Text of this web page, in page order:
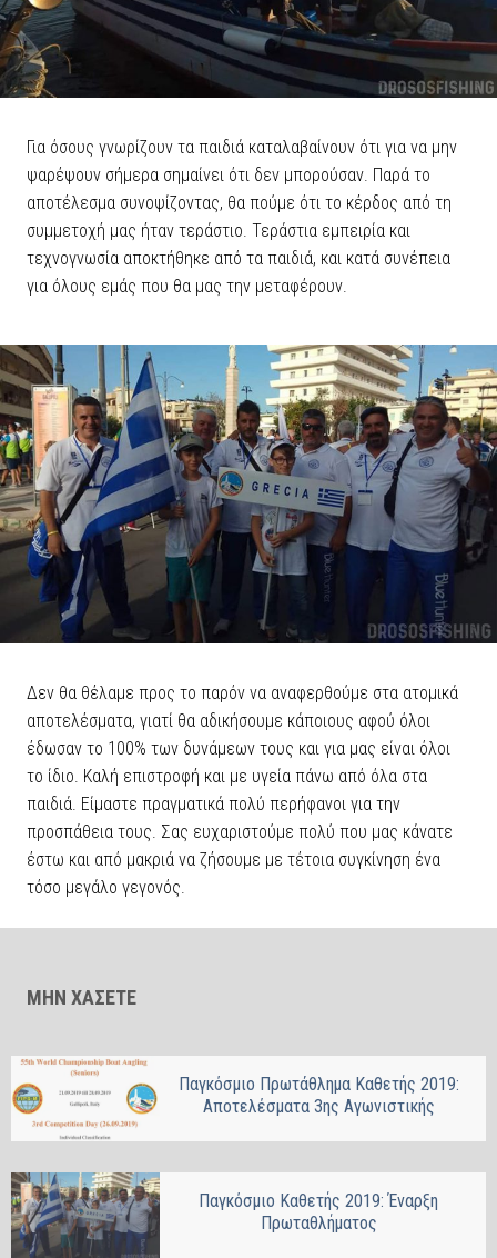
Για όσους γνωρίζουν τα παιδιά καταλαβαίνουν ότι για να μην
ψαρέψουν σήμερα σημαίνει ότι δεν μπορούσαν. Παρά το
αποτέλεσμα συνοψίζοντας, θα πούμε ότι το κέρδος από τη
συμμετοχή μας ήταν τεράστιο. Τεράστια εμπειρία και
τεχνογνωσία αποκτήθηκε από τα παιδιά, και κατά συνέπεια
για όλους εμάς που θα μας την μεταφέρουν.
Δεν θα θέλαμε προς το παρόν να αναφερθούμε στα ατομικά
αποτελέσματα, γιατί θα αδικήσουμε κάποιους αφού όλοι
έδωσαν το 100% των δυνάμεων τους και για μας είναι όλοι
το ίδιο. Καλή επιστροφή και με υγεία πάνω από όλα στα
παιδιά. Είμαστε πραγματικά πολύ περήφανοι για την
προσπάθεια τους. Σας ευχαριστούμε πολύ που μας κάνατε
έστω και από μακριά να ζήσουμε με τέτοια συγκίνηση ένα
τόσο μεγάλο γεγονός.
ΜΗΝ ΧΑΣΕΤΕ
Παγκόσμιο Πρωτάθλημα Καθετής 2019:
Αποτελέσματα 3ης Αγωνιστικής
Παγκόσμιο Καθετής 2019: Έναρξη
Πρωταθλήματος